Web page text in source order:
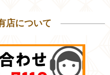
店について